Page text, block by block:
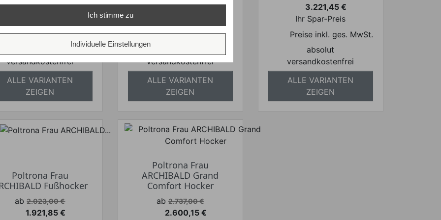
7.969,55 €
Preise inkl. ges. MwSt.
versandkostenfrei
ALLE VARIANTEN
ZEIGEN
6.217,75 €
Preise inkl. ges. MwSt.
versandkostenfrei
ALLE VARIANTEN
ZEIGEN
Preis
3.221,45 €
Ihr Spar-Preis
Preise inkl. ges. MwSt.
absolut
versandkostenfrei
ALLE VARIANTEN
ZEIGEN
Poltrona Frau
Fußhocker
Verkaufspreis
ab 2.023,00 €
Preis
1.921,85 €
Poltrona Frau
ARCHIBALD Grand
Comfort Hocker
Verkaufspreis
ab 2.737,00 €
Preis
2.600,15 €
Ich stimme zu
Individuelle Einstellungen